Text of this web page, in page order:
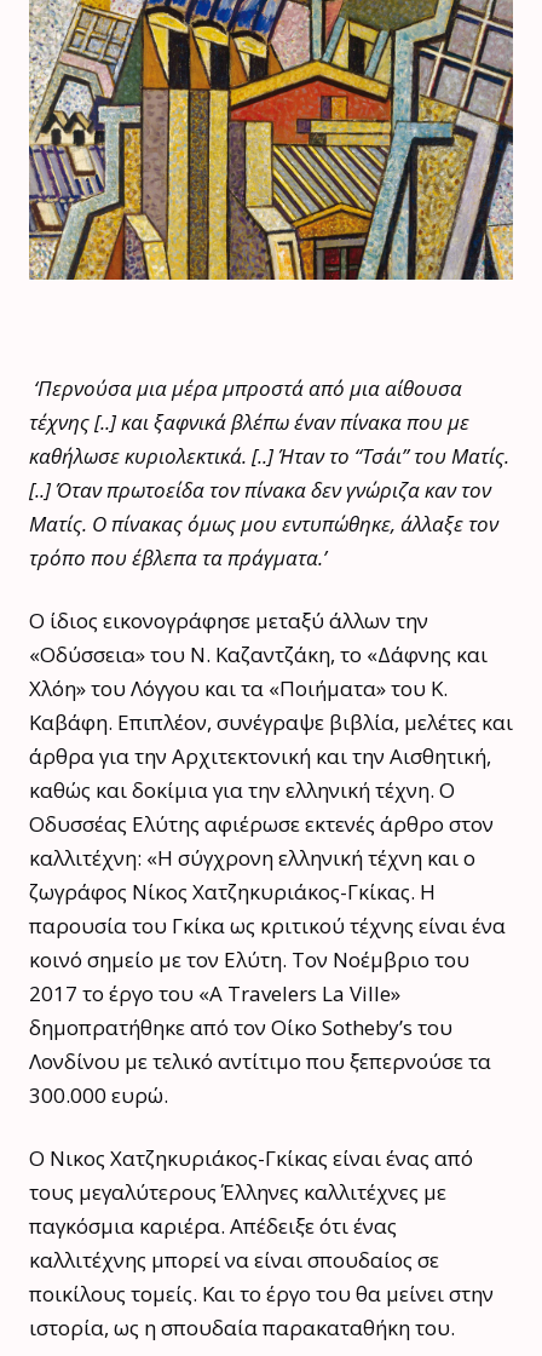
‘Περνούσα μια μέρα μπροστά από μια αίθουσα
τέχνης [..] και ξαφνικά βλέπω έναν πίνακα που με
καθήλωσε κυριολεκτικά. [..] Ήταν το “Τσάι” του Ματίς.
[..] Όταν πρωτοείδα τον πίνακα δεν γνώριζα καν τον
Ματίς. Ο πίνακας όμως μου εντυπώθηκε, άλλαξε τον
τρόπο που έβλεπα τα πράγματα.’
Ο ίδιος εικονογράφησε μεταξύ άλλων την
«Οδύσσεια» του Ν. Καζαντζάκη, το «Δάφνης και
Χλόη» του Λόγγου και τα «Ποιήματα» του Κ.
Καβάφη. Επιπλέον, συνέγραψε βιβλία, μελέτες και
άρθρα για την Αρχιτεκτονική και την Αισθητική,
καθώς και δοκίμια για την ελληνική τέχνη. Ο
Οδυσσέας Ελύτης αφιέρωσε εκτενές άρθρο στον
καλλιτέχνη: «Η σύγχρονη ελληνική τέχνη και ο
ζωγράφος Νίκος Χατζηκυριάκος-Γκίκας. Η
παρουσία του Γκίκα ως κριτικού τέχνης είναι ένα
κοινό σημείο με τον Ελύτη. Τον Νοέμβριο του
2017 το έργο του «A Travelers La Ville»
δημοπρατήθηκε από τον Οίκο Sotheby’s του
Λονδίνου με τελικό αντίτιμο που ξεπερνούσε τα
300.000 ευρώ.
Ο Νικος Χατζηκυριάκος-Γκίκας είναι ένας από
τους μεγαλύτερους Έλληνες καλλιτέχνες με
παγκόσμια καριέρα. Απέδειξε ότι ένας
καλλιτέχνης μπορεί να είναι σπουδαίος σε
ποικίλους τομείς. Και το έργο του θα μείνει στην
ιστορία, ως η σπουδαία παρακαταθήκη του.